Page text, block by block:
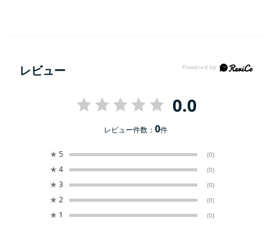
レビュー
0.0
レビュー件数：0件
★ 5 (0)
★ 4 (0)
★ 3 (0)
★ 2 (0)
★ 1 (0)